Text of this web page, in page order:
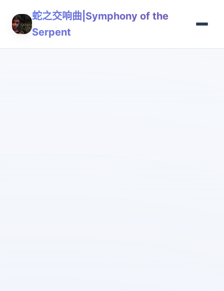
蛇之交响曲|Symphony of the
Serpent